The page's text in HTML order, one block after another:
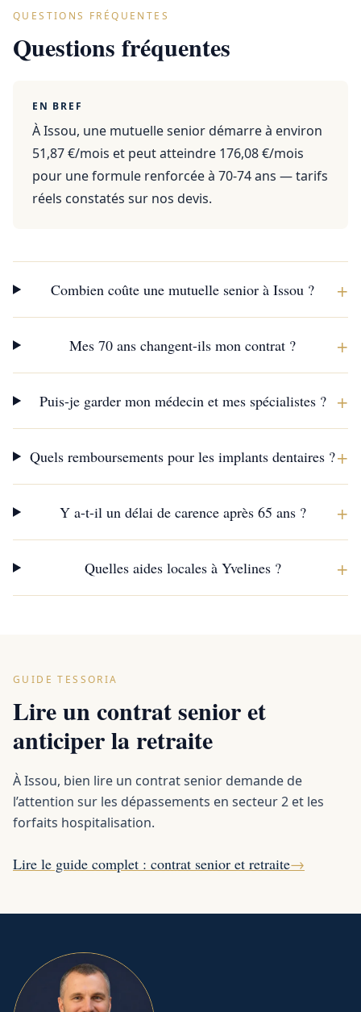
QUESTIONS FRÉQUENTES
Questions fréquentes
EN BREF
À Issou, une mutuelle senior démarre à environ
51,87 €/mois et peut atteindre 176,08 €/mois
pour une formule renforcée à 70-74 ans — tarifs
réels constatés sur nos devis.
Combien coûte une mutuelle senior à Issou ? +
Mes 70 ans changent-ils mon contrat ? +
Puis-je garder mon médecin et mes spécialistes ? +
Quels remboursements pour les implants dentaires ?+
Y a-t-il un délai de carence après 65 ans ? +
Quelles aides locales à Yvelines ? +
GUIDE TESSORIA
Lire un contrat senior et
anticiper la retraite
À Issou, bien lire un contrat senior demande de
l’attention sur les dépassements en secteur 2 et les
forfaits hospitalisation.
Lire le guide complet : contrat senior et retraite→